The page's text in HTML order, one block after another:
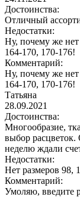
Достоинства:
Отличный
Недостатки:
Ну, почему же
164-170, 170-176!
Комментарий:
Ну, почему же
164-170, 170-176!
Татьяна
28.09.2021
Достоинства:
Многообразие,
выбор расцветок.
неделю ждали
Недостатки:
Нет размеров 98,
Комментарий:
Умоляю, введите